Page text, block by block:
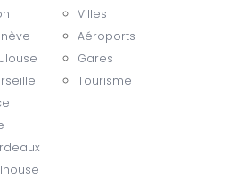
Villes
Aéroports
Gares
Tourisme